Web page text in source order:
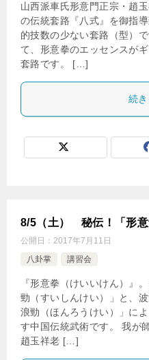
山西派車氏形意門正宗・趙
の伝統套路『八式』を御指
的技数の少ない套路（型）
て、形意拳のエッセンスが
套路です。 […]
続
8/5（土） 秘伝！「形
公開日： 2017年7月11日
八卦掌
講習会
『形意拳（けいいけん）』
勁（すいしんけい）」と、
浪勁（ほんろうけい）」に
す中国伝統武術です。 我が
趙玉祥老 […]